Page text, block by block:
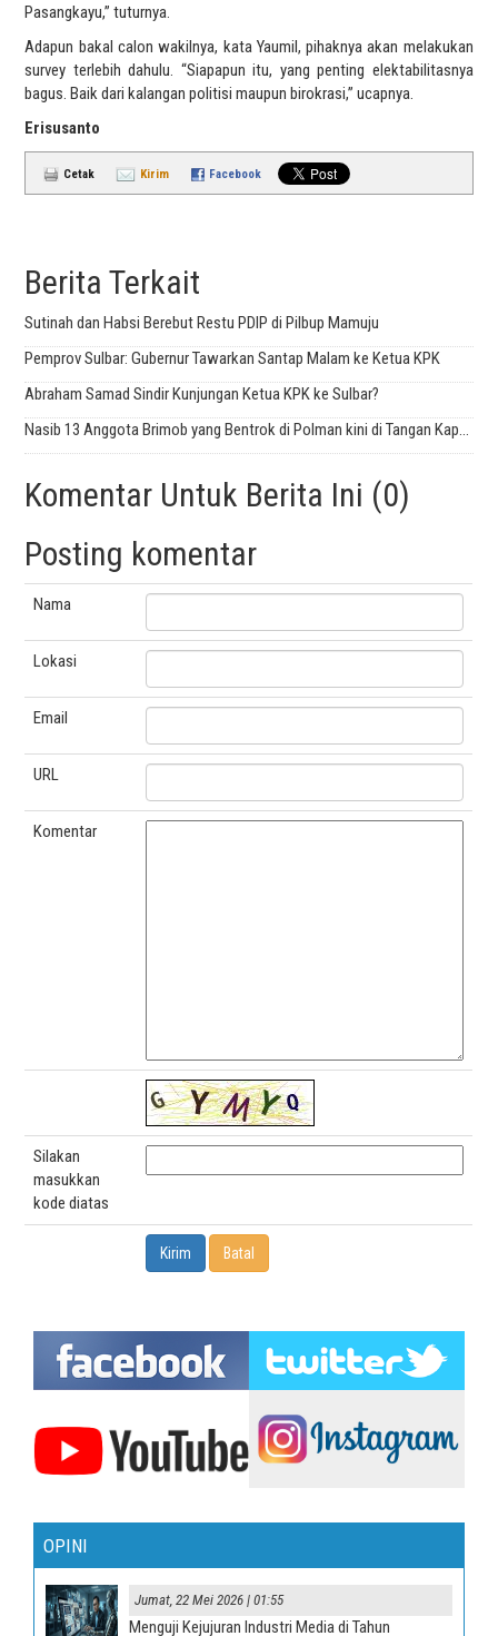
Pasangkayu,” tuturnya.
Adapun bakal calon wakilnya, kata Yaumil, pihaknya akan melakukan
survey terlebih dahulu. “Siapapun itu, yang penting elektabilitasnya
bagus. Baik dari kalangan politisi maupun birokrasi,” ucapnya.
Erisusanto
Cetak Kirim Facebook
Berita Terkait
Sutinah dan Habsi Berebut Restu PDIP di Pilbup Mamuju
Pemprov Sulbar: Gubernur Tawarkan Santap Malam ke Ketua KPK
Abraham Samad Sindir Kunjungan Ketua KPK ke Sulbar?
Komentar Untuk Berita Ini (0)
Posting komentar
Nama
Lokasi
Email
URL
Komentar
Silakan
masukkan
kode diatas
OPINI
Jumat, 22 Mei 2026 | 01:55
Menguji Kejujuran Industri Media di Tahun